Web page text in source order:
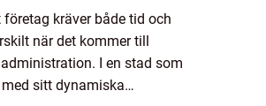
kräver både tid och
när det kommer till
I en stad som
sitt dynamiska